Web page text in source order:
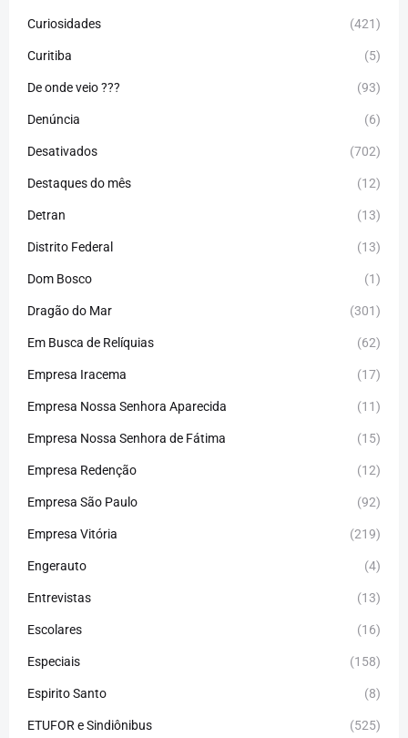
Curiosidades (421)
Curitiba (5)
De onde veio ??? (93)
Denúncia (6)
Desativados (702)
Destaques do mês (12)
Detran (13)
Distrito Federal (13)
Dom Bosco (1)
Dragão do Mar (301)
Em Busca de Relíquias (62)
Empresa Iracema (17)
Empresa Nossa Senhora Aparecida (11)
Empresa Nossa Senhora de Fátima (15)
Empresa Redenção (12)
Empresa São Paulo (92)
Empresa Vitória (219)
Engerauto (4)
Entrevistas (13)
Escolares (16)
Especiais (158)
Espirito Santo (8)
ETUFOR e Sindiônibus (525)